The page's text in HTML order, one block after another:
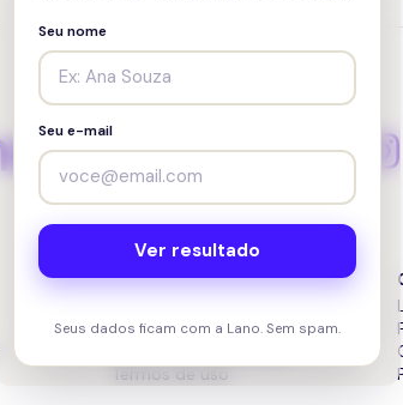
Seu nome
Seu e-mail
Ver resultado
Seus dados ficam com a Lano. Sem spam.
SOBRE
Blog
Termos de uso